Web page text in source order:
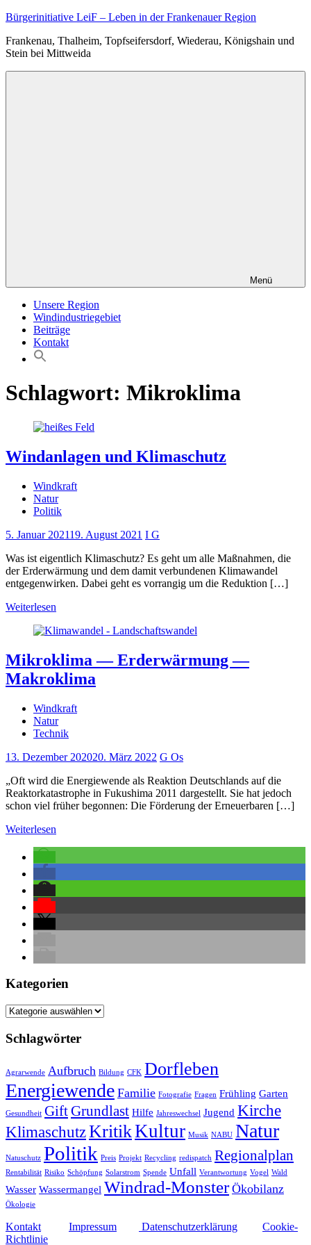
Zum
springen
Bürgerinitiative LeiF – Leben in der Frankenauer Region
Frankenau, Thalheim, Topfseifersdorf, Wiederau, Königshain und
Stein bei Mittweida
Menü
Unsere Region
Windindustriegebiet
Beiträge
Kontakt
Schlagwort: Mikroklima
Windanlagen und Klimaschutz
Windkraft
Natur
Politik
5. Januar 202119. August 2021 I G
Was ist eigentlich Klimaschutz? Es geht um alle Maßnahmen, die
der Erderwärmung und dem damit verbundenen Klimawandel
entgegenwirken. Dabei geht es vorrangig um die Reduktion […]
Weiterlesen
Mikroklima — Erderwärmung —
Makroklima
Windkraft
Natur
Technik
13. Dezember 202020. März 2022 G Os
„Oft wird die Energiewende als Reaktion Deutschlands auf die
Reaktorkatastrophe in Fukushima 2011 dargestellt. Sie hat jedoch
schon viel früher begonnen: Die Förderung der Erneuerbaren […]
Weiterlesen
Kategorien
Kategorien
Schlagwörter
Agrarwende Aufbruch Bildung CFK Dorfleben
Energiewende Familie Fotografie Fragen Frühling Garten
Gesundheit GiftGrundlast Hilfe Jahreswechsel Jugend Kirche
KlimaschutzKritikKultur Musik NABU Natur
Natuschutz Politik Preis Projekt Recycling redispatch Regionalplan
Rentabilität Risiko Schöpfung Solarstrom Spende Unfall Verantwortung Vogel Wald
Wasser Wassermangel Windrad-Monster Ökobilanz
Ökologie
Kontakt Impressum Datenschutzerklärung
Cookie-
Richtlinie